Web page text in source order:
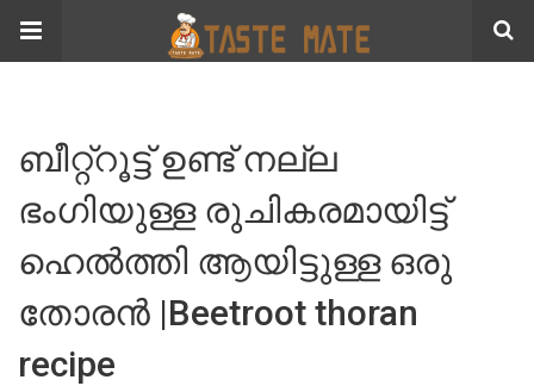
ബീറ്റ്റൂട്ട് ഉണ്ട് നല്ല
ഭംഗിയുള്ള രുചികരമായിട്ട്
ഹെൽത്തി ആയിട്ടുള്ള ഒരു
തോരൻ |Beetroot thoran
recipe